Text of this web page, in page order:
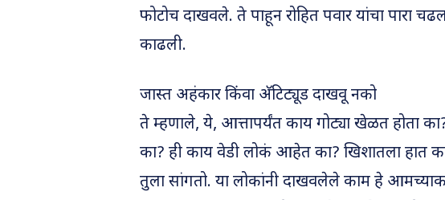
फोटोच दाखवले. ते पाहून रोहित पवार यांचा पारा
काढली.
जास्त अहंकार किंवा अ‍ॅटिट्यूड दाखवू नको
ते म्हणाले, ये, आत्तापर्यंत काय गोट्या खेळत होता
का? ही काय वेडी लोकं आहेत का? खिशातला हात
तुला सांगतो. या लोकांनी दाखवलेले काम हे